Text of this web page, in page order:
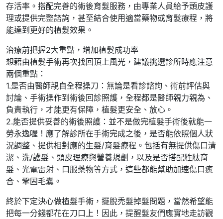
存活率。搭配完善的術後育髮服務，由專業人員給予頭皮護
理或提供完整諮詢，甚至結合使用適當藥物或育髮療程，將
能達到更好的植髮效果。
治療前把握2大重點，增加植髮成功率
想藉由植髮手術再次找回頂上風光，建議挑選診所時應注意
兩個重點：
1.是否由醫師親自全程操刀：無論是看診諮詢、術前評估與
討論、手術操作到術後回診照護，全程都是醫師親力親為、
負責執行，才能更有保障，植髮更安全、放心。
2.能否提供妥善的術後照護：並不是做完植髮手術後就能一
勞永逸喔！應了解診所在手術完成之後，是否能依照個人狀
況調整、提供相對應的生髮/育髮療程。包括有無提供傷口清
潔、洗/護髮、頭皮理療與營養規劃，以及是否搭配胜肽育
髮、光電雷射、口服藥物等方式，這些都能幫助加速傷口癒
合、鞏固毛囊。
終於下定決心做植髮手術，擺脫禿髮掉髮問題，當然希望能
把每一分錢都花在刀口上！因此，提醒髮友們應實地走訪觀